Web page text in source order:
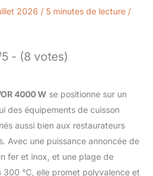
2026 / 5 minutes de lecture /
- (8 votes)
4000 W se positionne sur un
des équipements de cuisson
aussi bien aux restaurateurs
Avec une puissance annoncée de
fer et inox, et une plage de
°C, elle promet polyvalence et